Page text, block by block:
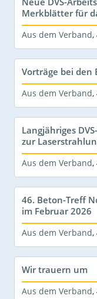
Merkblätter für
Aus dem Verband,
Vorträge bei den
Aus dem Verband,
Langjähriges
zur
Aus dem Verband,
46. Beton-Treff
im Februar 2026
Aus dem Verband,
Wir trauern um
Aus dem Verband,